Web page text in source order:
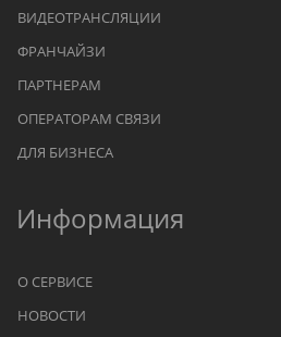
ВИДЕОТРАНСЛЯЦИИ
ФРАНЧАЙЗИ
ПАРТНЕРАМ
ОПЕРАТОРАМ СВЯЗИ
ДЛЯ БИЗНЕСА
Информация
О СЕРВИСЕ
НОВОСТИ